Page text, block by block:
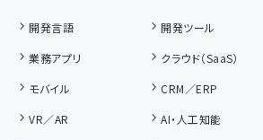
開発言語
開発ツール
業務アプリ
クラウド（SaaS）
モバイル
CRM／ERP
VR／AR
AI・人工知能